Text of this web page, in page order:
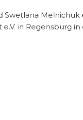
Swetlana Melnichuk
in Regensburg in